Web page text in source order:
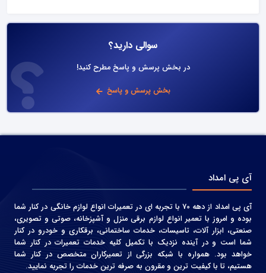
سوالی دارید؟
در بخش پرسش و پاسخ مطرح کنید!
بخش پرسش و پاسخ
آی پی امداد
آی پی امداد از دهه 70 با تجربه ای در تعمیرات انواع لوازم خانگی در کنار شما
بوده و امروز با تعمیر انواع لوازم برقی منزل و آشپزخانه، صوتی و‌ تصویری،
صنعتی، ابزار آلات، تاسیسات، خدمات ساختمانی، برقکاری و خودرو در کنار
شما است و در آینده نزدیک با تکمیل کلیه خدمات تعمیرات در کنار شما
خواهد بود. همواره با شبکه بزرگی از تعمیرکاران متخصص در کنار شما
هستیم، تا با کیفیت ترین و مقرون به صرفه ترین خدمات را تجربه نمایید.